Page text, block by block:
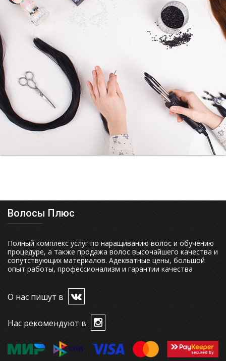
Волосы Плюс
Полный комплекс услуг по наращиванию волос и обучению
процедуре, а также продажа волос высочайшего качества и
сопутствующих материалов. Адекватные цены, большой
опыт работы, профессионализм и гарантии качества
О нас пишут в
Нас рекомендуют в